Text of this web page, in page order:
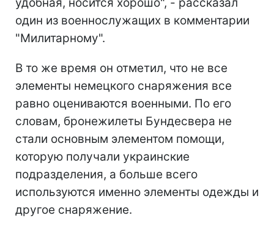
один из военнослужащих в комментарии
"Милитарному".
В то же время он отметил, что не все
элементы немецкого снаряжения все
равно оцениваются военными. По его
словам, бронежилеты Бундесвера не
стали основным элементом помощи,
которую получали украинские
подразделения, а больше всего
используются именно элементы одежды и
другое снаряжение.